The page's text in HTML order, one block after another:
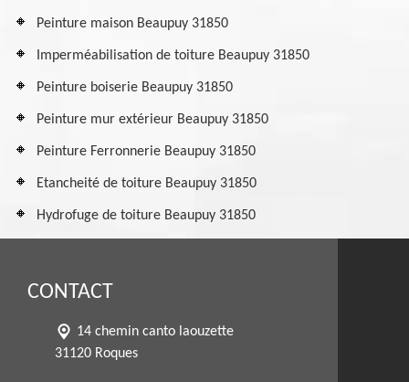
Peinture maison Beaupuy 31850
Imperméabilisation de toiture Beaupuy 31850
Peinture boiserie Beaupuy 31850
Peinture mur extérieur Beaupuy 31850
Peinture Ferronnerie Beaupuy 31850
Etancheité de toiture Beaupuy 31850
Hydrofuge de toiture Beaupuy 31850
CONTACT
14 chemin canto laouzette
31120 Roques